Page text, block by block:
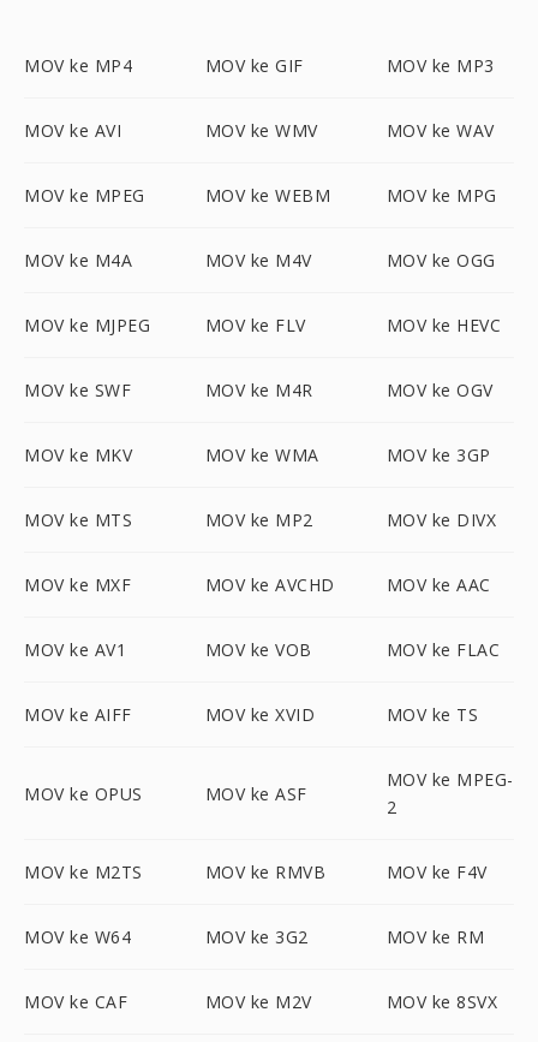
MOV ke MP4 MOV ke GIF MOV ke MP3
MOV ke AVI MOV ke WMV MOV ke WAV
MOV ke MPEG MOV ke WEBM MOV ke MPG
MOV ke M4A MOV ke M4V MOV ke OGG
MOV ke MJPEG MOV ke FLV MOV ke HEVC
MOV ke SWF MOV ke M4R MOV ke OGV
MOV ke MKV MOV ke WMA MOV ke 3GP
MOV ke MTS MOV ke MP2 MOV ke DIVX
MOV ke MXF MOV ke AVCHD MOV ke AAC
MOV ke AV1 MOV ke VOB MOV ke FLAC
MOV ke AIFF MOV ke XVID MOV ke TS
MOV ke OPUS MOV ke ASF
MOV ke MPEG-
2
MOV ke M2TS MOV ke RMVB MOV ke F4V
MOV ke W64 MOV ke 3G2 MOV ke RM
MOV ke CAF MOV ke M2V MOV ke 8SVX